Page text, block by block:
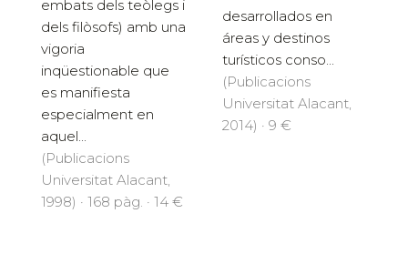
embats dels teòlegs i
dels filòsofs) amb una
vigoria
inqüestionable que
es manifiesta
especialment en
aquel...
(Publicacions
Universitat Alacant,
1998) · 168 pàg. · 14 €
desarrollados en
áreas y destinos
turísticos conso...
(Publicacions
Universitat Alacant,
2014) · 9 €